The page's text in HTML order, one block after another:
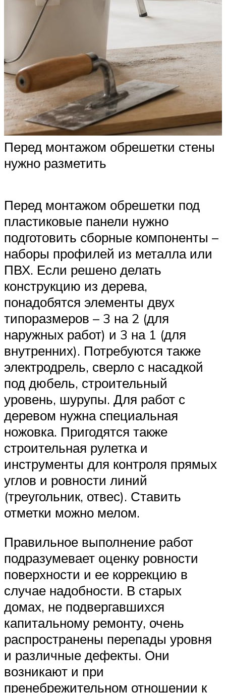
Перед монтажом обрешетки стены
нужно разметить
Перед монтажом обрешетки под
пластиковые панели нужно
подготовить сборные компоненты –
наборы профилей из металла или
ПВХ. Если решено делать
конструкцию из дерева,
понадобятся элементы двух
типоразмеров – 3 на 2 (для
наружных работ) и 3 на 1 (для
внутренних). Потребуются также
электродрель, сверло с насадкой
под дюбель, строительный
уровень, шурупы. Для работ с
деревом нужна специальная
ножовка. Пригодятся также
строительная рулетка и
инструменты для контроля прямых
углов и ровности линий
(треугольник, отвес). Ставить
отметки можно мелом.
Правильное выполнение работ
подразумевает оценку ровности
поверхности и ее коррекцию в
случае надобности. В старых
домах, не подвергавшихся
капитальному ремонту, очень
распространены перепады уровня
и различные дефекты. Они
возникают и при
пренебрежительном отношении к